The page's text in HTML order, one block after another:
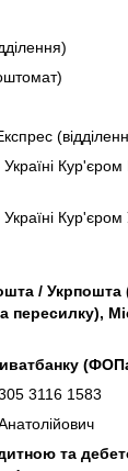
/ Укрпошта
пересилку),
3116 1583
та